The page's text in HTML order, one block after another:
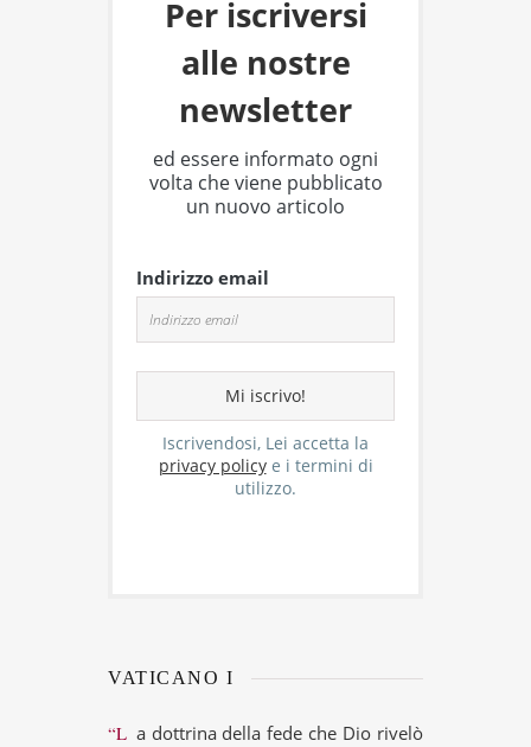
Per iscriversi
alle nostre
newsletter
ed essere informato ogni
volta che viene pubblicato
un nuovo articolo
Indirizzo email
Iscrivendosi, Lei accetta la
privacy policye i termini di
utilizzo.
VATICANO I
“La dottrina della fede che Dio rivelò